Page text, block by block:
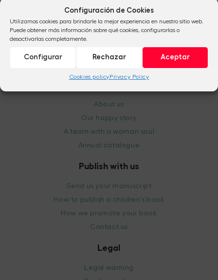
Configuración de Cookies
Utilizamos cookies para brindarle la mejor experiencia en nuestro sitio web.
Puede obtener más información sobre qué cookies, configurarlas o
desactivarlas completamente.
Aceptar
Rechazar
Configurar
Cookies policyPrivacy Policy
+34 954 824 041
info@babidibulibros.com
About us
Our happy story
A team with a woman soul
Annual catalogue
Publish with us
Send us your manuscript
How to publish a children’s book
How we promote your book
Contact us
Legal
Legal warning